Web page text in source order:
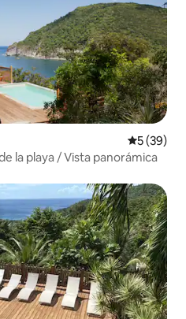
5 (39)
la playa / Vista panorámica